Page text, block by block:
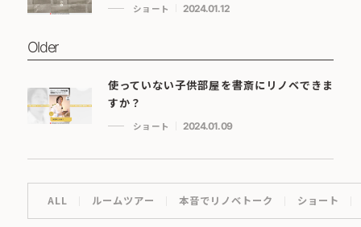
ショート 2024.01.12
Older
使っていない子供部屋を書斎にリノベできま
すか？
ショート 2024.01.09
ALL ルームツアー 本音でリノベトーク ショート